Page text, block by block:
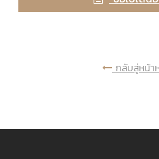
กลับสู่หน้า